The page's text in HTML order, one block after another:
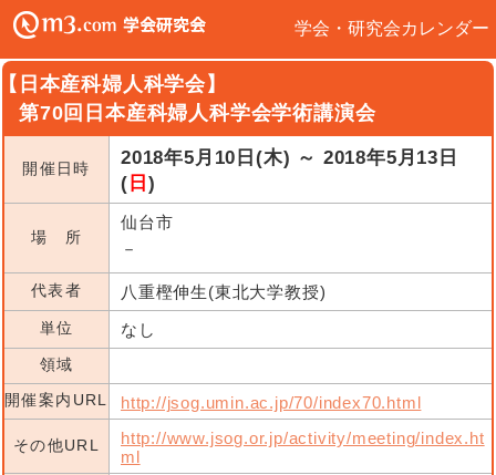
学会・研究会カレンダー
日本産科婦人科学会】
第70回日本産科婦人科学会学術講演会
開催日時
2018年5月10日(木) ～ 2018年5月13日
( 日 )
場 所
仙台市
－
代表者 八重樫伸生(東北大学教授)
単位 なし
領域
開催案内URL
http://jsog.umin.ac.jp/70/index70.html
その他URL
http://www.jsog.or.jp/activity/meeting/index.ht
ml